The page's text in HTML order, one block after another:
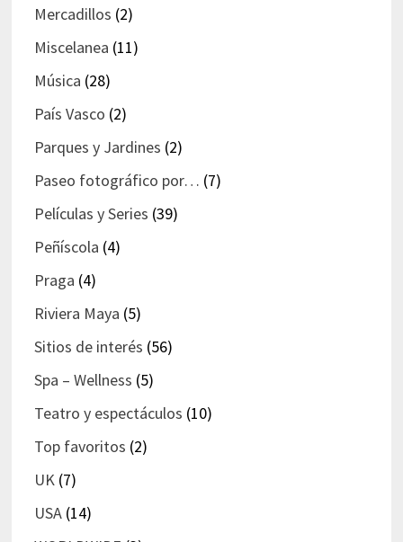
Mercadillos (2)
Miscelanea (11)
Música (28)
País Vasco (2)
Parques y Jardines (2)
Paseo fotográfico por… (7)
Películas y Series (39)
Peñíscola (4)
Praga (4)
Riviera Maya (5)
Sitios de interés (56)
Spa – Wellness (5)
Teatro y espectáculos (10)
Top favoritos (2)
UK(7)
USA(14)